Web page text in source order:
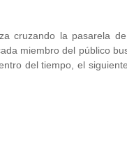
cruzando la pasarela
miembro del público
del tiempo, el